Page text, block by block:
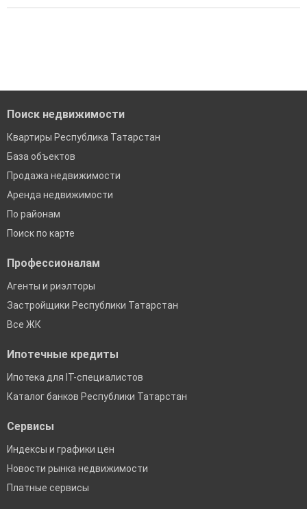
Воспользуйтесь нашим поиском по новостройкам, для
Поиск недвижимости
Квартиры Республика Татарстан
База объектов
Продажа недвижимости
Аренда недвижимости
По районам
Поиск по карте
Профессионалам
Агенты и риэлторы
Застройщики Республики Татарстан
Все ЖК
Ипотечные кредиты
Ипотека для IT-специалистов
Каталог банков Республики Татарстан
Сервисы
Индексы и графики цен
Новости рынка недвижимости
Платные сервисы